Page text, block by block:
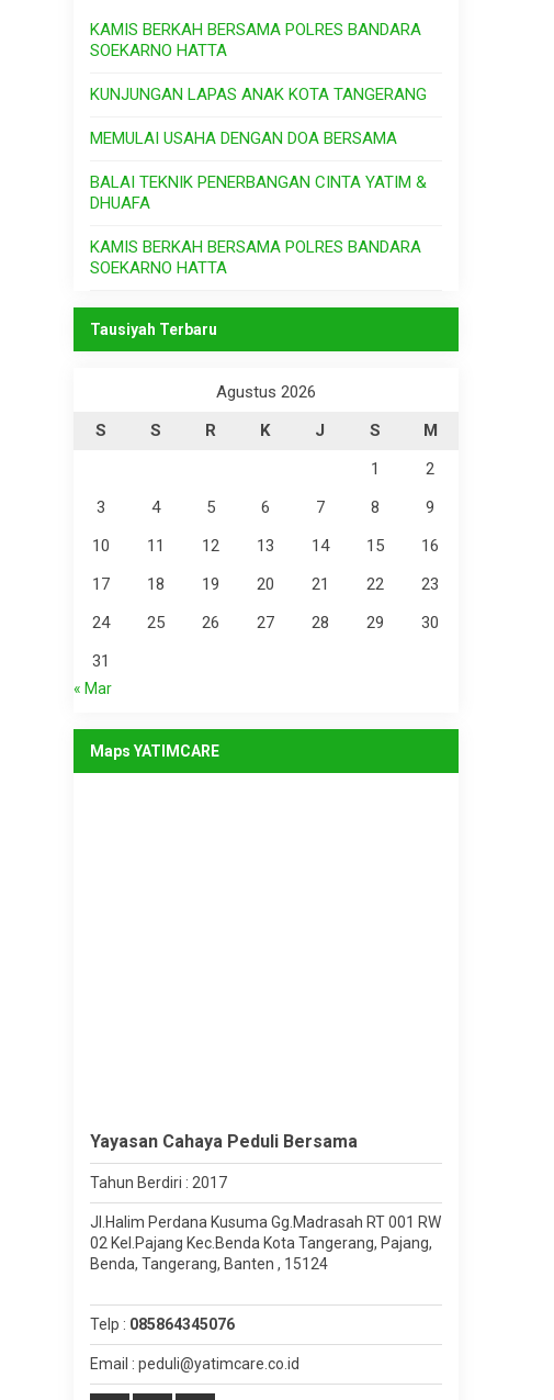
KAMIS BERKAH BERSAMA POLRES BANDARA
SOEKARNO HATTA
KUNJUNGAN LAPAS ANAK KOTA TANGERANG
MEMULAI USAHA DENGAN DOA BERSAMA
BALAI TEKNIK PENERBANGAN CINTA YATIM &
DHUAFA
KAMIS BERKAH BERSAMA POLRES BANDARA
SOEKARNO HATTA
Tausiyah Terbaru
Agustus 2026
S
S R K J S
M
1
2
3
4 5 6 7 8
9
10
11 12 13 14 15
16
17
18 19 20 21 22
23
24
25 26 27 28 29
30
31
« Mar
Maps YATIMCARE
Yayasan Cahaya Peduli Bersama
Tahun Berdiri : 2017
Jl.Halim Perdana Kusuma Gg.Madrasah RT 001 RW
02 Kel.Pajang Kec.Benda Kota Tangerang, Pajang,
Benda, Tangerang, Banten , 15124
Telp : 085864345076
Email : peduli@yatimcare.co.id